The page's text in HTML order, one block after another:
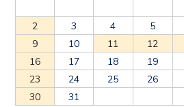
2
3 4 5
9
10 11 12
16
17 18 19
23
24 25 26
30
31